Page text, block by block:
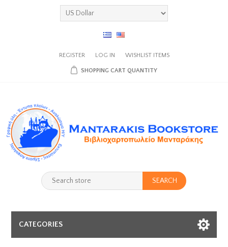
REGISTER LOG IN WISHLIST ITEMS
SHOPPING CART QUANTITY
SEARCH
CATEGORIES